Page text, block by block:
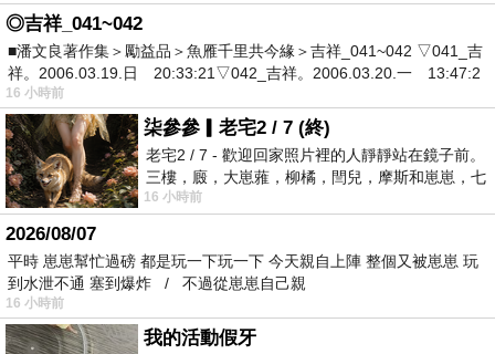
◎吉祥_041~042
■潘文良著作集＞勵益品＞魚雁千里共今緣＞吉祥_041~042 ▽041_吉
祥。2006.03.19.日 20:33:21▽042_吉祥。2006.03.20.一 13:47:2
16 小時前
柒參參▎老宅2 / 7 (終)
老宅2 / 7 - 歡迎回家照片裡的人靜靜站在鏡子前。
三樓，廄，大崽蕥，柳橘，閆兒，摩斯和崽崽，七
個人整整齊齊地站在鏡框之外，如同
16 小時前
2026/08/07
平時 崽崽幫忙過磅 都是玩一下玩一下 今天親自上陣 整個又被崽崽 玩
到水泄不通 塞到爆炸 / 不過從崽崽自己親
16 小時前
我的活動假牙